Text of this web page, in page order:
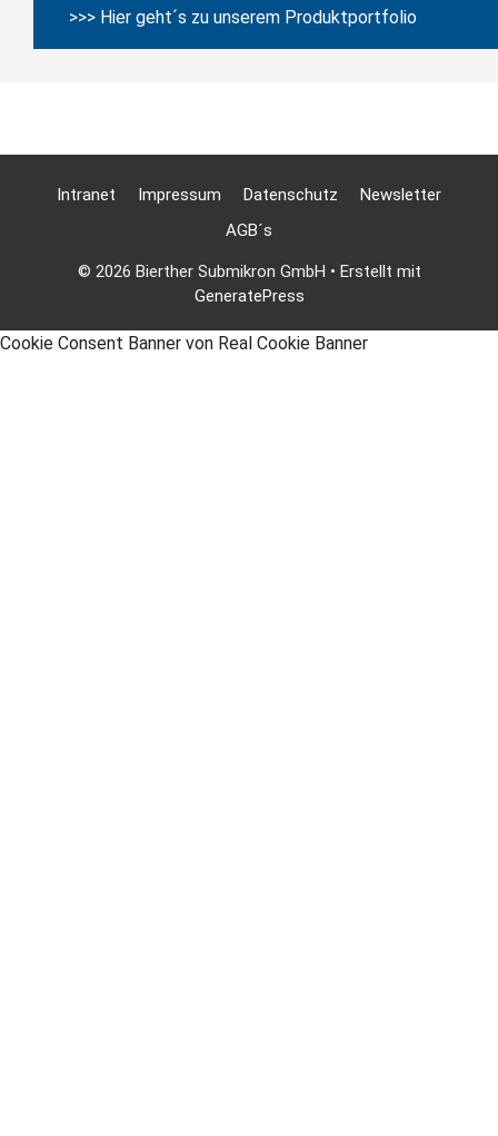
>>> Hier geht´s zu unserem Produktportfolio
Intranet Impressum Datenschutz
Newsletter
AGB´s
© 2026 Bierther Submikron GmbH • Erstellt mit
GeneratePress
Cookie Consent Banner von Real Cookie Banner